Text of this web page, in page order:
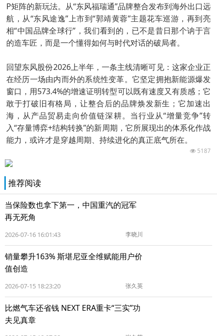
P矩阵的新玩法。从“东风福瑞通”品牌整合发布到海外出口远
航，从“东风途逸”上市到“郭靖黄蓉”主题花车巡游，再到亮
相“中国品牌全球行”，我们看到的，已不是昔日那个讷于言
的造车匠，而是一个懂得如何与时代对话的破局者。
回望东风股份2026上半年，一条主线清晰可见：这家企业正
在经历一场由内而外的系统性变革。它坚定拥抱新能源爆发
窗口，用573.4%的增速证明转型可以既有速度又有质感；它
敢于打破旧有格局，让整合后的品牌焕发新生；它加速出
海，从产品贸易走向价值链深耕。当行业从“增量竞争”转
入“存量博弈+结构转换”的新周期，它所展现出的体系化作战
能力，或许才是穿越周期、持续进化的真正底气所在。
5187
推荐阅读
当保险数也拿下第一，中国重汽的冠军
再无死角
2026-07-16 16:01:43 李晓川
销量攀升163% 斯堪尼亚全维赋能用户价
值创造
2026-07-15 18:23:20 张久英
比燃气车还省钱 NEXT ERA重卡“三实”功
夫见真章